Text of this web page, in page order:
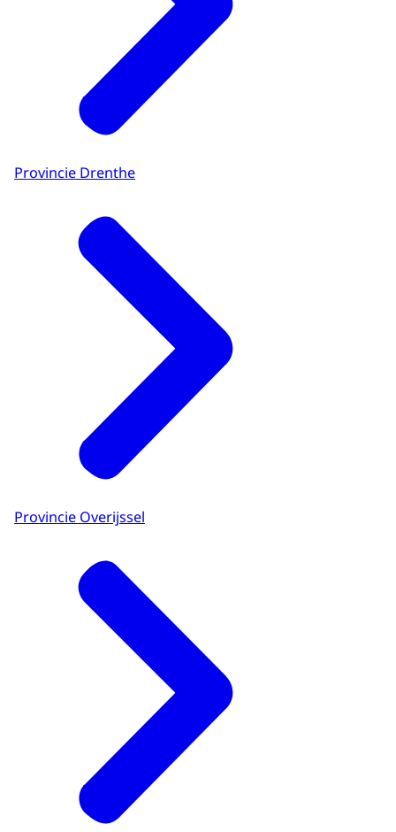
Provincie Drenthe
Provincie Overijssel